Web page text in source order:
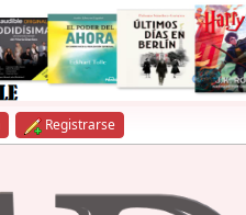
Registrarse